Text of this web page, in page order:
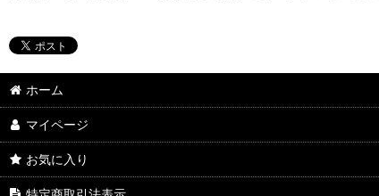
ホーム
マイページ
お気に入り